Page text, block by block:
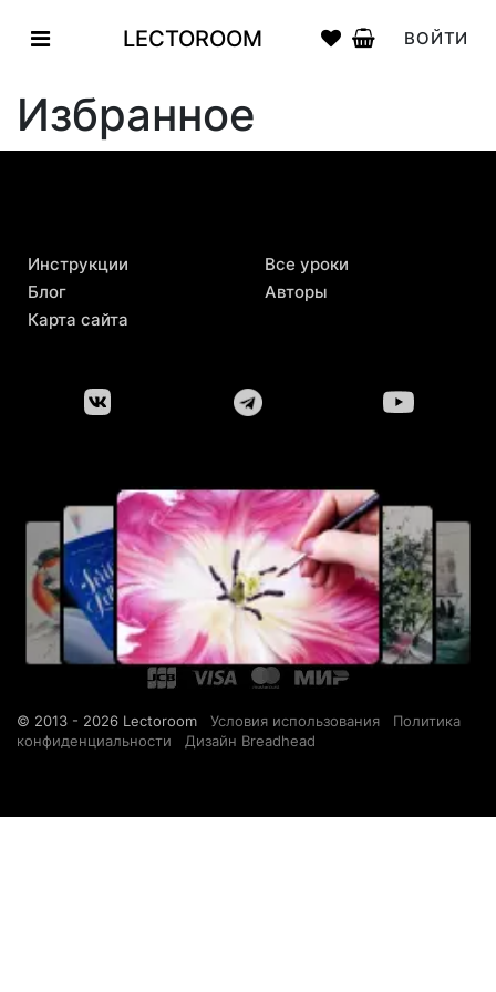
LECTOROOM ВОЙТИ
Избранное
Инструкции
Блог
Карта сайта
Все уроки
Авторы
© 2013 - 2026 Lectoroom Условия использования
Политика
конфиденциальности
Дизайн Breadhead